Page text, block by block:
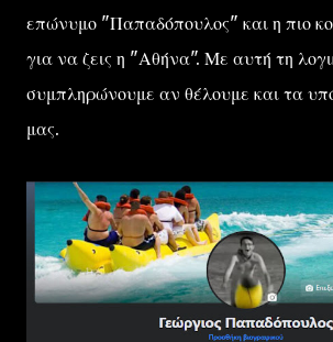
επώνυμο "Παπαδόπουλος" και η πιο
για να ζεις η "Αθήνα". Με αυτή τη
συμπληρώνουμε αν θέλουμε και τα
μας.